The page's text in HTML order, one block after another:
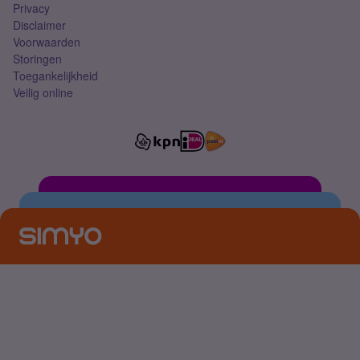
Privacy
Disclaimer
Voorwaarden
Storingen
Toegankelijkheid
Veilig online